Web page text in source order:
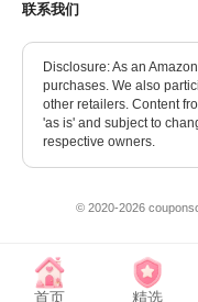
联系我们
Disclosure: As an
purchases. We also
other retailers. Content
'as is' and subject to
respective owners.
© 2020-2026
首页 精选